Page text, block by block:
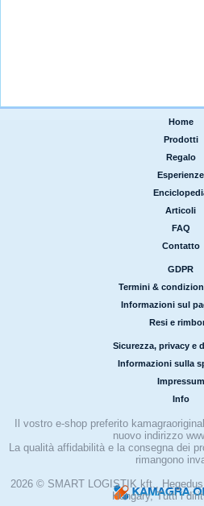
Home
Prodotti
Regalo
Esperienze
Articoli
FAQ
Contatto
GDPR
Termini &
Informazioni sul
Resi e
Sicurezza, privacy e
Informazioni sulla
Impressum
Info
Il vostro e-shop preferito
nuovo indirizzo
La qualità affidabilità e la consegna dei
rimangono
2026 © SMART LOGISTIK kft.,
Hungary, Tutti i